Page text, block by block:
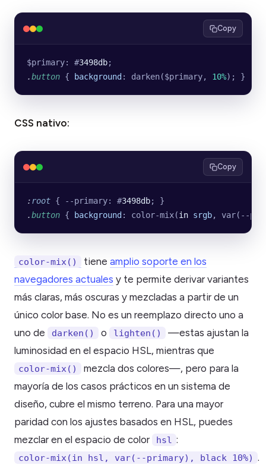
Copy
$primary: #3498db;
.button { background : darken($primary, 10%); }
CSS nativo:
Copy
:root { --primary: #3498db; }
.button { background : color-mix(in srgb, var(--
color-mix() tiene amplio soporte en los
navegadores actuales y te permite derivar variantes
más claras, más oscuras y mezcladas a partir de un
único color base. No es un reemplazo directo uno a
uno de
darken() o lighten()
—estas ajustan la
luminosidad en el espacio HSL, mientras que
color-mix()
mezcla dos colores—, pero para la
mayoría de los casos prácticos en un sistema de
diseño, cubre el mismo terreno. Para una mayor
paridad con los ajustes basados en HSL, puedes
mezclar en el espacio de color
hsl :
color-mix(in hsl, var(--primary), black 10%) .